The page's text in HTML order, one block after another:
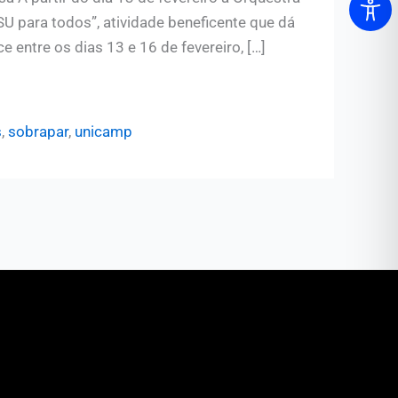
para todos”, atividade beneficente que dá
entre os dias 13 e 16 de fevereiro, […]
, sobrapar, unicamp